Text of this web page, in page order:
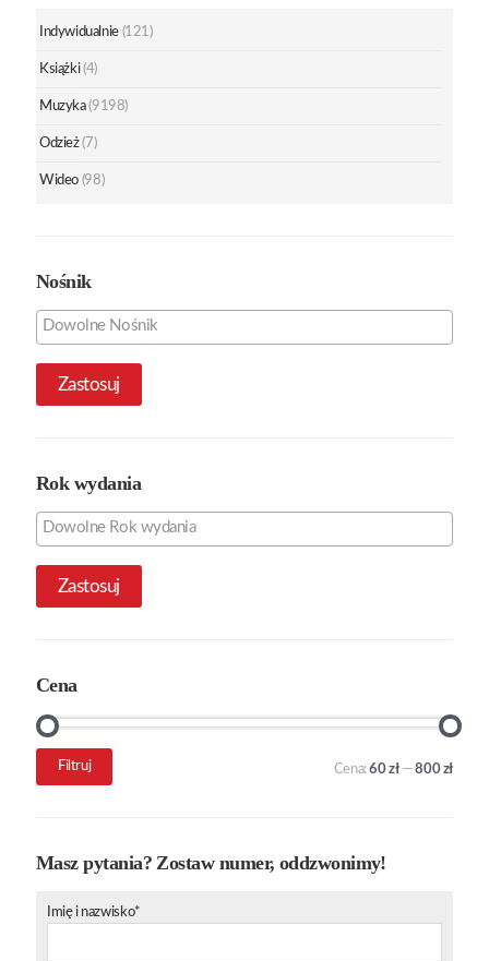
Indywidualnie (121)
Książki (4)
Muzyka (9198)
Odzież (7)
Wideo (98)
Nośnik
Zastosuj
Rok wydania
Zastosuj
Cena
Cena
Cena
Filtruj Cena:60 zł—800 zł
Masz pytania? Zostaw numer, oddzwonimy!
Imię i nazwisko*